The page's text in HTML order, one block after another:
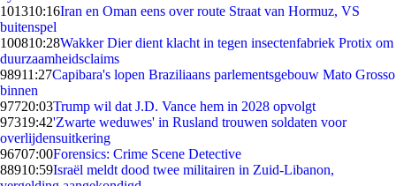
101310:16Iran en Oman eens over route Straat van Hormuz, VS
buitenspel
100810:28Wakker Dier dient klacht in tegen insectenfabriek Protix om
duurzaamheidsclaims
98911:27Capibara's lopen Braziliaans parlementsgebouw Mato Grosso
binnen
97720:03Trump wil dat J.D. Vance hem in 2028 opvolgt
97319:42'Zwarte weduwes' in Rusland trouwen soldaten voor
overlijdensuitkering
96707:00Forensics: Crime Scene Detective
88910:59Israël meldt dood twee militairen in Zuid-Libanon,